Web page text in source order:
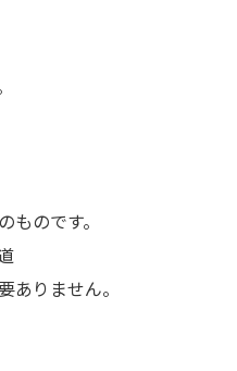
のです。
ありません。